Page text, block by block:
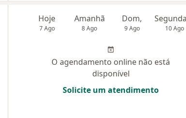
Hoje
7 Ago
Amanhã
8 Ago
Dom,
9 Ago 10 Ago
O agendamento online não está
disponível
Solicite um atendimento